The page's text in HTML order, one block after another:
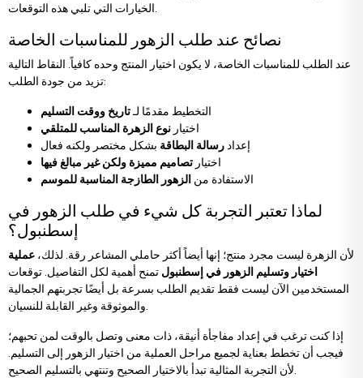
الخيارات التي تلبي هذه التوقعات.
نصائح عند طلب الزهور للمناسبات الخاصة
عند الطلب للمناسبات الخاصة، لا يكون اختيار المنتج وحده كافياً. النقاط التالية
تزيد من جودة الطلب:
التخطيط مقدمًا لـتاريخ ووقت التسليم
اختيار نوع الزهرة المناسب للمتلقي
إعدادرسالة البطاقة بشكل مختصر ولكنه فعال
اختيار تصاميم مميزة ولكن غير مبالغ فيها
الاستفادة من الزهور الطازجة المناسبة للموسم
لماذا تعتبر التجربة كل شيء في طلب الزهور في
إسطنبول؟
لأن الزهرة ليست مجرد منتج؛ إنها أيضاً أكثر حاملي المشاعر رقة. لذلك، عملية
اختيار وتسليم الزهور في إسطنبول تمنح أهمية لكل التفاصيل. توقعات
المستخدمين الآن ليست فقط تقديم الطلب بسرعة بل أيضًا تجربتهم الجمالية
والموثوقة وغير القابلة للنسيان.
إذا كنت ترغب في إعداد مفاجأة أنيقة، ذات معنى وتصل بالوقت لمن تحبهم؛
فيجب أن تخطط بعناية لجميع مراحل العملية من اختيار الزهور إلى التسليم.
لأن التجربة المثالية تبدأ بالاختيار الصحيح وتنتهي بالتسليم الصحيح.